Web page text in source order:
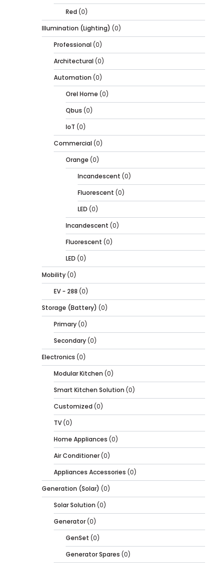
Red (0)
Illumination (Lighting) (0)
Professional(0)
Architectural(0)
Automation (0)
Orel Home (0)
Qbus (0)
IoT (0)
Commercial(0)
Orange (0)
Incandescent (0)
Fluorescent (0)
LED (0)
Incandescent (0)
Fluorescent (0)
LED (0)
Mobility(0)
EV - 288 (0)
Storage (Battery) (0)
Primary(0)
Secondary(0)
Electronics (0)
Modular Kitchen (0)
Smart Kitchen Solution (0)
Customized (0)
TV(0)
Home Appliances (0)
Air Conditioner(0)
Appliances Accessories (0)
Generation (Solar) (0)
Solar Solution (0)
Generator(0)
GenSet (0)
Generator Spares (0)